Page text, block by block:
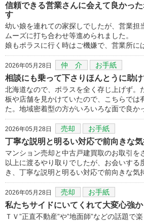
信頼できる営業さんに会えて良かっ
す
幼い娘を連れての家探しでしたが、営業担
ムーズに打ち合わせ等進められました。
娘もポラスに行く時はご機嫌で、営業所に
2026年05月28日 仲 介 お手紙
相談にも乗って下さりほんとうに助
北海道なので、ポラスを全く存じ上げず。
板や店舗を見かけていたので、こちらでは
た。地域密着型の方がいろいろな面で良か
2026年05月28日 売却 お手紙
丁寧な説明と明るい対応で前向きな
マンション売却と中古戸建買取のお取引を
以上に渡るやり取りでしたが、お会いする
き、丁寧な説明と明るい対応で前向きな気
2026年05月28日 売却 お手紙
私たちサイドにいてくれて大変心強
ＴＶ”正直不動産”や”地面師”などの話題で